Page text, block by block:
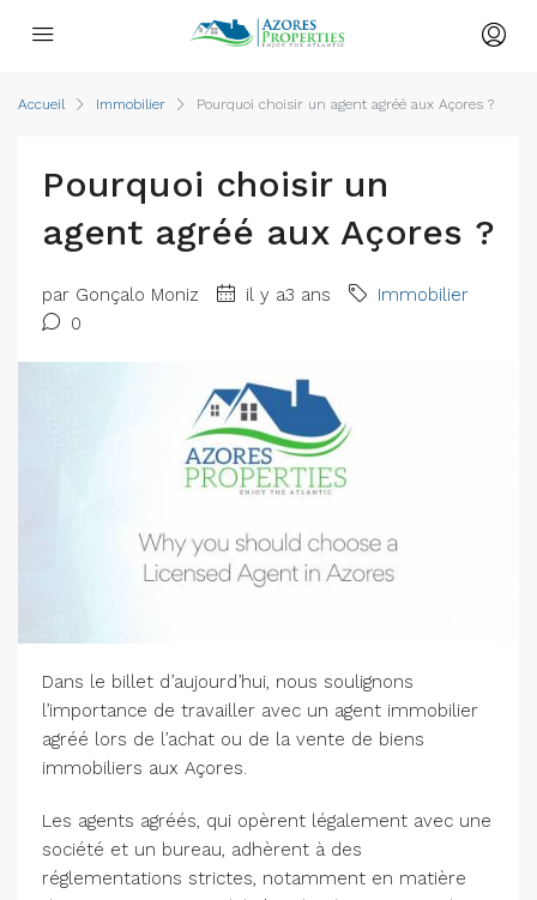
Accueil Immobilier Pourquoi choisir un agent agréé aux Açores ?
Pourquoi choisir un
agent agréé aux Açores ?
par Gonçalo Moniz il y a3 ans
Immobilier
0
Dans le billet d’aujourd’hui, nous soulignons
l’importance de travailler avec un agent immobilier
agréé lors de l’achat ou de la vente de biens
immobiliers aux Açores.
Les agents agréés, qui opèrent légalement avec une
société et un bureau, adhèrent à des
réglementations strictes, notamment en matière